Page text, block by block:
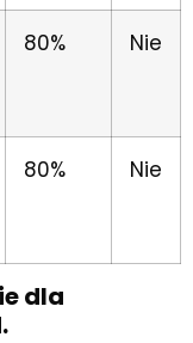
80% Nie
80% Nie
dla